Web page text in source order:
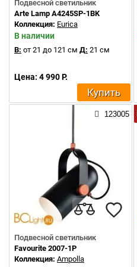
Подвесной светильник
Arte Lamp A4245SP-1BK
Коллекция: Eurica
В наличии
В: от 21 до 121 см Д: 21 см
Цена: 4 990 Р.
Купить
123005
Подвесной светильник
Favourite 2007-1P
Коллекция: Ampolla